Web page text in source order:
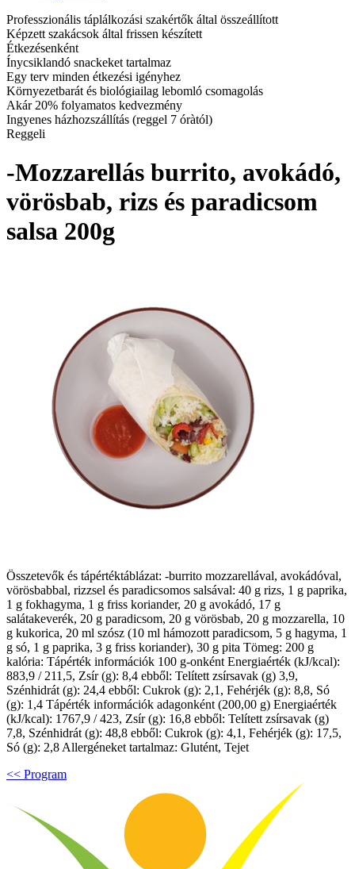
Professzionális táplálkozási szakértők által összeállított
Képzett szakácsok által frissen készített
Étkezésenként
Ínycsiklandó snackeket tartalmaz
Egy terv minden étkezési igényhez
Környezetbarát és biológiailag lebomló csomagolás
Akár 20% folyamatos kedvezmény
Ingyenes házhozszállítás (reggel 7 óràtól)
Reggeli
-Mozzarellás burrito, avokádó,
vörösbab, rizs és paradicsom
salsa 200g
Összetevők és tápértéktáblázat: -burrito mozzarellával, avokádóval,
vörösbabbal, rizzsel és paradicsomos salsával: 40 g rizs, 1 g paprika,
1 g fokhagyma, 1 g friss koriander, 20 g avokádó, 17 g
salátakeverék, 20 g paradicsom, 20 g vörösbab, 20 g mozzarella, 10
g kukorica, 20 ml szósz (10 ml hámozott paradicsom, 5 g hagyma, 1
g só, 1 g paprika, 3 g friss koriander), 30 g pita Tömeg: 200 g
kalória: Tápérték információk 100 g-onként Energiaérték (kJ/kcal):
883,9 / 211,5, Zsír (g): 8,4 ebből: Telített zsírsavak (g) 3,9,
Szénhidrát (g): 24,4 ebből: Cukrok (g): 2,1, Fehérjék (g): 8,8, Só
(g): 1,4 Tápérték információk adagonként (200,00 g) Energiaérték
(kJ/kcal): 1767,9 / 423, Zsír (g): 16,8 ebből: Telített zsírsavak (g)
7,8, Szénhidrát (g): 48,8 ebből: Cukrok (g): 4,1, Fehérjék (g): 17,5,
Só (g): 2,8 Allergéneket tartalmaz: Glutént, Tejet
<< Program